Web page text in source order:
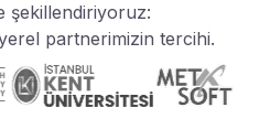
şekillendiriyoruz:
partnerimizin tercihi.